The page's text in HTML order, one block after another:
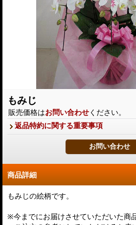
もみじ
販売価格はお問い合わせ ください。
返品特約に関する重要事項
商品詳細
もみじの絵柄です。
※今までにお届けさせていただいた商